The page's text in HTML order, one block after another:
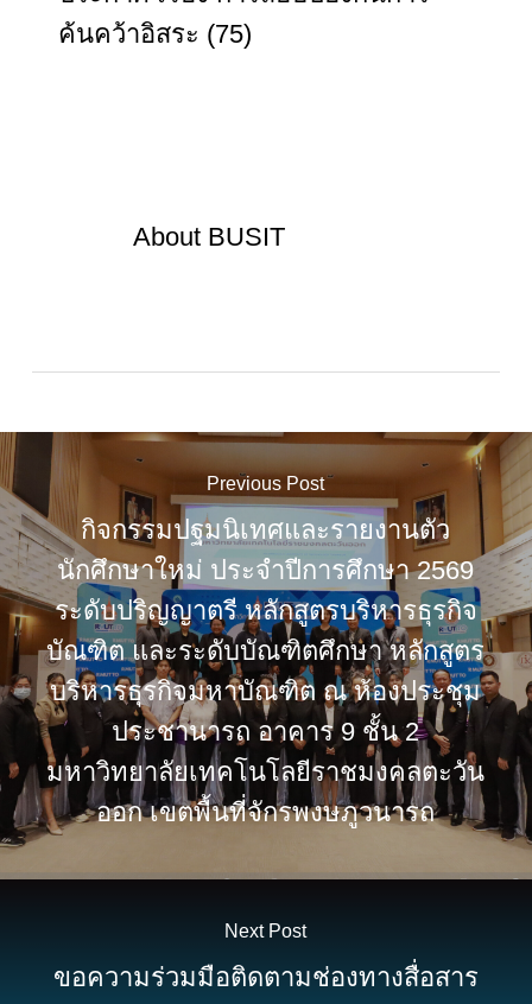
ค้นคว้าอิสระ (75)
AboutBUSIT
Previous Post
กิจกรรมปฐมนิเทศและรายงานตัว
นักศึกษาใหม่ ประจำปีการศึกษา 2569
ระดับปริญญาตรี หลักสูตรบริหารธุรกิจ
บัณฑิต และระดับบัณฑิตศึกษา หลักสูตร
บริหารธุรกิจมหาบัณฑิต ณ ห้องประชุม
ประชานารถ อาคาร 9 ชั้น 2
มหาวิทยาลัยเทคโนโลยีราชมงคลตะวัน
ออก เขตพื้นที่จักรพงษภูวนารถ
Next Post
ขอความร่วมมือติดตามช่องทางสื่อสาร